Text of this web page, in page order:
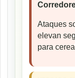
Ataques
elevan
para